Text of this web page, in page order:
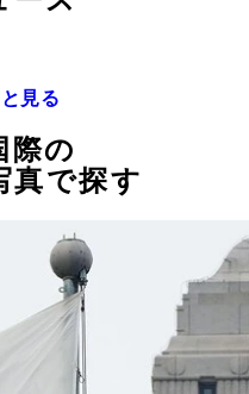
見る
際の
真で探す